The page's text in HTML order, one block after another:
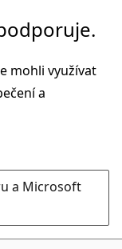
mohli využívat
a
a Microsoft